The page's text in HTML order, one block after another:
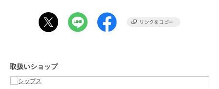
パンツ
／ その他パンツ
オフホワイト、ライトグレー
素材
取扱いショップ